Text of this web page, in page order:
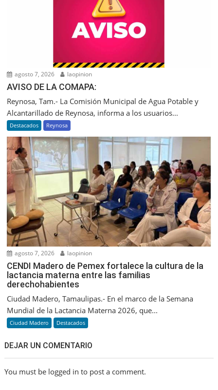
agosto 7, 2026 laopinion
AVISO DE LA COMAPA:
Reynosa, Tam.- La Comisión Municipal de Agua Potable y
Alcantarillado de Reynosa, informa a los usuarios...
Destacados Reynosa
agosto 7, 2026 laopinion
CENDI Madero de Pemex fortalece la cultura de la
lactancia materna entre las familias
derechohabientes
Ciudad Madero, Tamaulipas.- En el marco de la Semana
Mundial de la Lactancia Materna 2026, que...
Ciudad Madero Destacados
DEJAR UN COMENTARIO
You must be logged in to post a comment.